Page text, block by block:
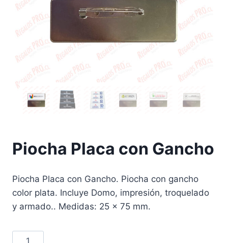
Piocha Placa con Gancho
Piocha Placa con Gancho. Piocha con gancho
color plata. Incluye Domo, impresión, troquelado
y armado.. Medidas: 25 x 75 mm.